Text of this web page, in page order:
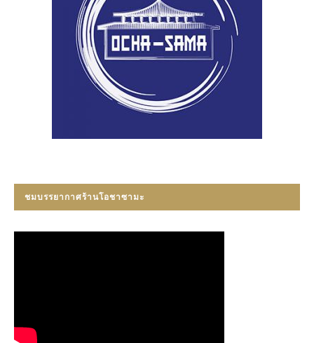
ชมบรรยากาศร้านโอชาซามะ